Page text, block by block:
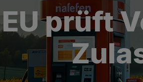
EU prüft